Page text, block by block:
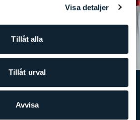
Visa detaljer
Tillåt alla
Tillåt urval
Avvisa